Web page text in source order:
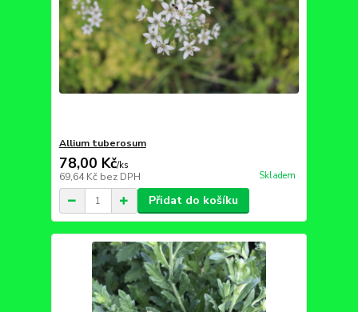
Allium tuberosum
78,00 Kč/ks
69,64 Kč bez DPH Skladem
Přidat do košíku